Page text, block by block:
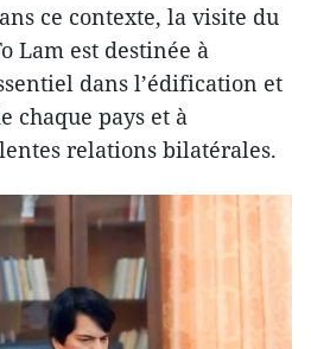
ce contexte, la visite du
Lam est destinée à
dans l’édification et
chaque pays et à
relations bilatérales.